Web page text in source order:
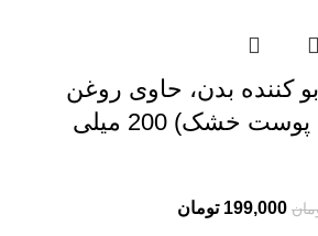
کننده بدن، حاوی روغن
زیتون (مناسب پوست خشک) 200 میلی
قیمت
199,000 تومان